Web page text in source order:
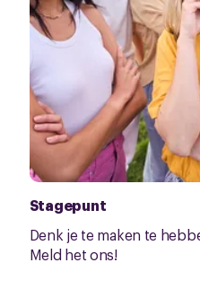
Stagepunt
Denk je te maken te
Meld het ons!